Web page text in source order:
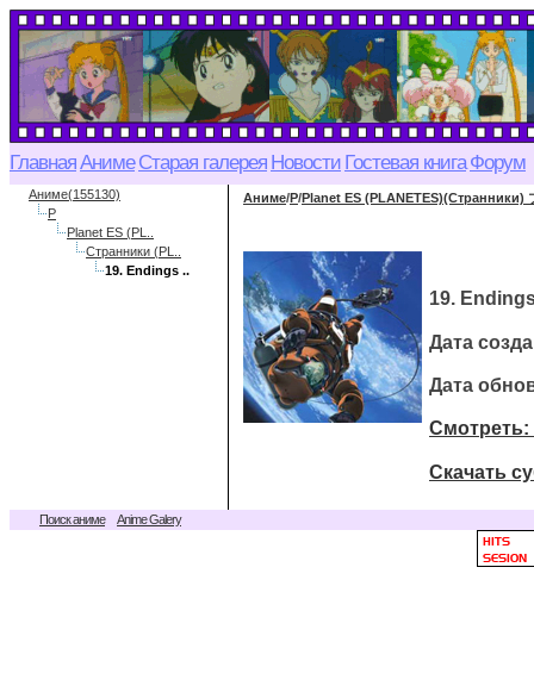
ГлавнаяАниме Старая галерея Новости Гостевая книга Форум
Аниме(155130)
P
Planet ES (PL..
Странники (PL..
19. Endings ..
Аниме/P/Planet ES (PLANETES)(Странники)
19.
Дата
Дата
Смотреть:
Скачать
Поиск аниме Anime Galery